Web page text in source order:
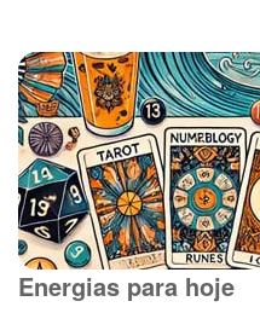
Energias para hoje